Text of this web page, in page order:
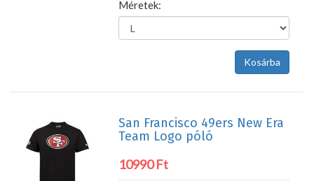
Méretek:
San Francisco 49ers New Era
Team Logo póló
10990 Ft